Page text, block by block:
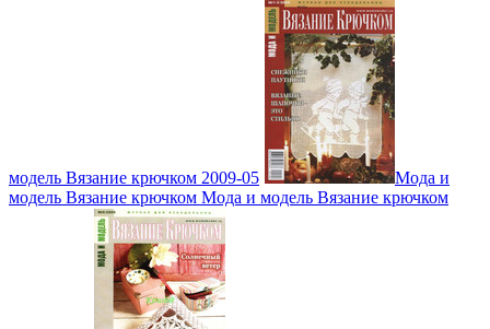
модель Вязание крючком 2009-05
Мода и
модель Вязание крючком Мода и модель Вязание крючком